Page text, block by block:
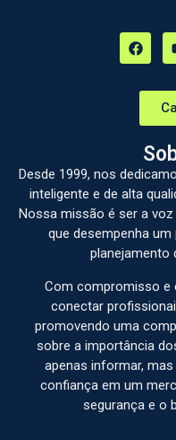
Desde 1999, nos
inteligente e de alta
Nossa missão é ser a
que desempenha
planejamento
Com compromisso e
conectar
promovendo uma
sobre a importância
apenas informar,
confiança em um
segurança e o